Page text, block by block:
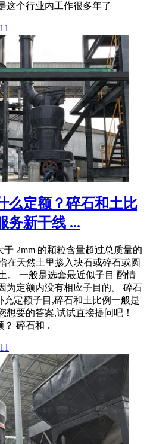
这个行业内工作很多年了
么定额？碎石和土比
务新干线 ...
2mm 的颗粒含量超过总质量的
在天然土里掺入块石或碎石或圆
。 一般是选套最近似子目 酌情
为定额内没有相应子目的。 碎石
充定额子目,碎石和土比例一般是
想要的答案,试试直接提问吧！
？ 碎石和 .